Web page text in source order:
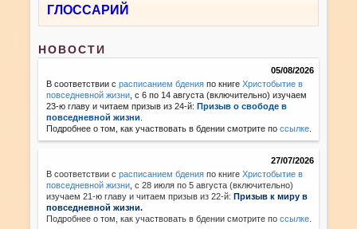
ГЛОССАРИЙ
НОВОСТИ
05/08/2026
В соответствии срасписанием бдения по книгеХристобытие в
повседневной жизни , с 6 по 14 августа (включительно) изучаем
23-ю главу и читаем призыв из 24-й:Призыв о свободе в
повседневной жизни
Подробнее о том, как участвовать в бдении смотрите поссылке
27/07/2026
В соответствии с расписанием бдения по книгеХристобытие в
повседневной жизни с 28 июля по 5 августа (включительно)
изучаем 21-ю главу и читаем призыв из 22-й:Призыв к миру в
повседневной жизни.
Подробнее о том, как участвовать в бдении смотрите поссылке